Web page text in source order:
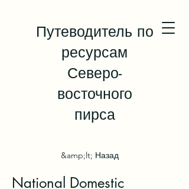
Путеводитель по
ресурсам
Северо-
восточного
пирса
&amp;lt; Назад
National Domestic